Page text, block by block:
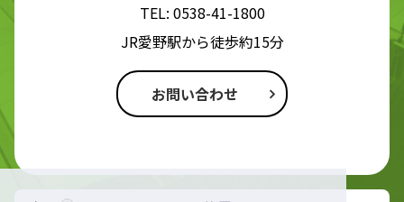
TEL: 0538-41-1800
JR愛野駅から徒歩約15分
お問い合わせ